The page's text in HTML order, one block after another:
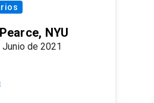
NYU
de 2021